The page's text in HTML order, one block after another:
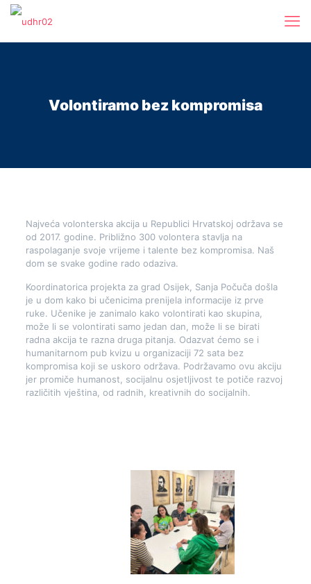
Volontiramo bez kompromisa
Najveća volonterska akcija u Republici Hrvatskoj održava se
od 2017. godine. Približno 300 volontera stavlja na
raspolaganje svoje vrijeme i talente bez kompromisa. Naš
dom se svake godine rado odaziva.
Koordinatorica projekta za grad Osijek, Sanja Počuča došla
je u dom kako bi učenicima prenijela informacije iz prve
ruke. Učenike je zanimalo kako volontirati kao skupina,
može li se volontirati samo jedan dan, može li se birati
radna akcija te razna druga pitanja. Odazvat ćemo se i
humanitarnom pub kvizu u organizaciji 72 sata bez
kompromisa koji se uskoro održava. Podržavamo ovu akciju
jer promiče humanost, socijalnu osjetljivost te potiče razvoj
različitih vještina, od radnih, kreativnih do socijalnih.